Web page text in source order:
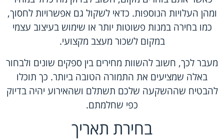
ומהן העלויות הנוספות. כדאי לשקול גם אפשרויות לחסוך,
כמו בחירה במנות פשוטות יותר או שימוש בעיצוב עצמי
במקום לשכור מעצב מקצועי.
מעבר לכך, חשוב להשוות מחירים בין ספקים שונים ולבחור
באלה שמציעים את התמורה הטובה ביותר. כך תוכלו
להבטיח שההשקעה שלכם תשתלם ושהאירוע יהיה בדיוק
כפי שחלמתם.
בחירת תאריך